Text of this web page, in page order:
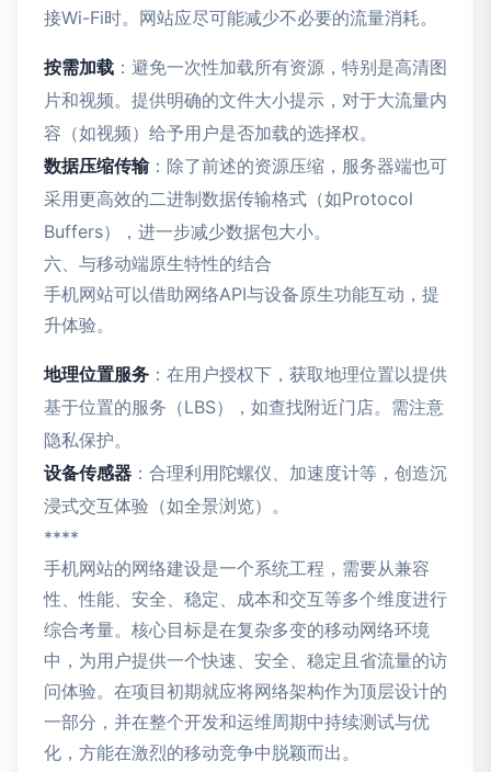
接Wi-Fi时。网站应尽可能减少不必要的流量消耗。
按需加载 ：避免一次性加载所有资源，特别是高清图
片和视频。提供明确的文件大小提示，对于大流量内
容（如视频）给予用户是否加载的选择权。
数据压缩传输：除了前述的资源压缩，服务器端也可
采用更高效的二进制数据传输格式（如Protocol
Buffers），进一步减少数据包大小。
六、与移动端原生特性的结合
手机网站可以借助网络API与设备原生功能互动，提
升体验。
地理位置服务 ：在用户授权下，获取地理位置以提供
基于位置的服务（LBS），如查找附近门店。需注意
隐私保护。
设备传感器 ：合理利用陀螺仪、加速度计等，创造沉
浸式交互体验（如全景浏览）。
****
手机网站的网络建设是一个系统工程，需要从兼容
性、性能、安全、稳定、成本和交互等多个维度进行
综合考量。核心目标是在复杂多变的移动网络环境
中，为用户提供一个快速、安全、稳定且省流量的访
问体验。在项目初期就应将网络架构作为顶层设计的
一部分，并在整个开发和运维周期中持续测试与优
化，方能在激烈的移动竞争中脱颖而出。